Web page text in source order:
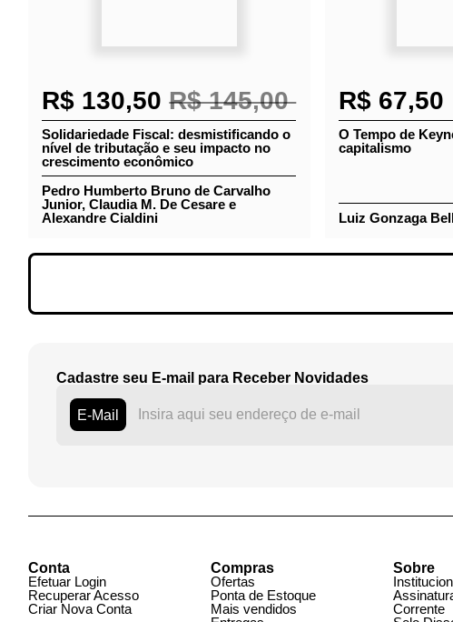
R$ 130,50R$ 145,00
Solidariedade Fiscal:
desmistificando o nível de
tributação e seu impacto no
crescimento econômico
Pedro Humberto Bruno de Carvalho
R$ 67,50
capitalismo